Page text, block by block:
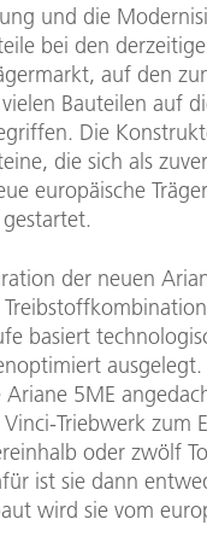
und die
bei den
auf den
Bauteilen auf
Die
die sich als
europäische
der neuen
basiert
5ME
Triebwerk zum
oder zwölf
ist sie dann
wird sie vom